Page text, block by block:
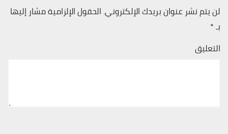
لن يتم نشر عنوان بريدك الإلكتروني. الحقول الإلزامية مشار إليها
بـ*
التعليق